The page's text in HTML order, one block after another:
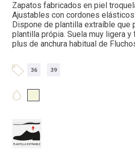
Zapatos fabricados en piel
Ajustables con cordones
Dispone de plantilla extraíble que
plantilla própia. Suela muy ligera y
plus de anchura habitual de
36 39